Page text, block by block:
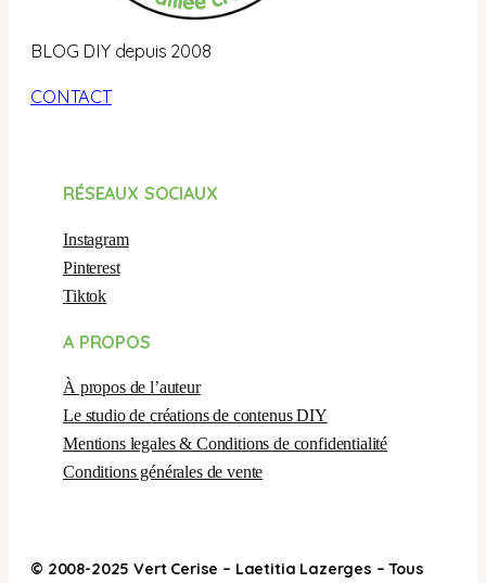
BLOG DIY depuis 2008
CONTACT
RÉSEAUX SOCIAUX
Instagram
Pinterest
Tiktok
A PROPOS
À propos de l’auteur
Le studio de créations de contenus DIY
Mentions legales & Conditions de confidentialité
Conditions générales de vente
© 2008-2025 Vert Cerise – Laetitia Lazerges – Tous